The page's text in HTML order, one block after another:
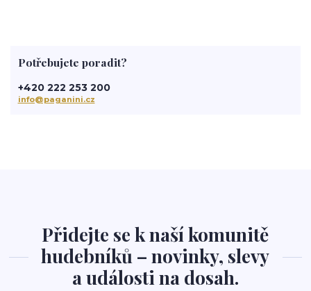
Potřebujete poradit?
+420 222 253 200
info@paganini.cz
Přidejte se k naší komunitě
hudebníků – novinky, slevy
a události na dosah.